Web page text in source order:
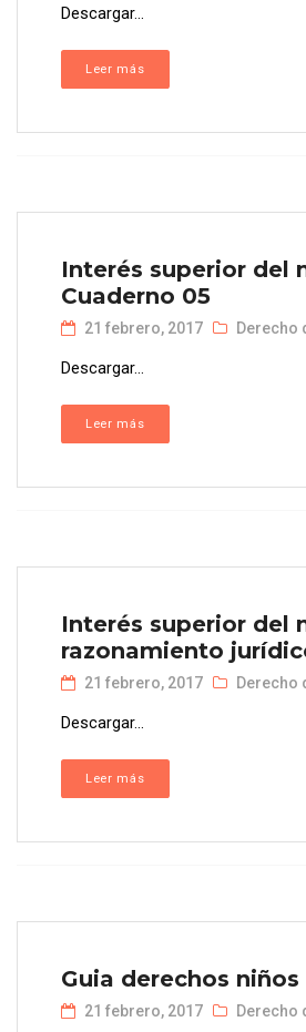
Descargar...
Leer más
Interés superior del
Cuaderno 05
21 febrero, 2017 Derecho
Descargar...
Leer más
Interés superior del
razonamiento
21 febrero, 2017 Derecho
Descargar...
Leer más
Guia derechos niños
21 febrero, 2017 Derecho